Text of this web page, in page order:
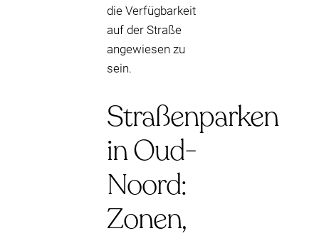
die Verfügbarkeit
auf der Straße
angewiesen zu
sein.
Straßenparken
in Oud-
Noord:
Zonen,